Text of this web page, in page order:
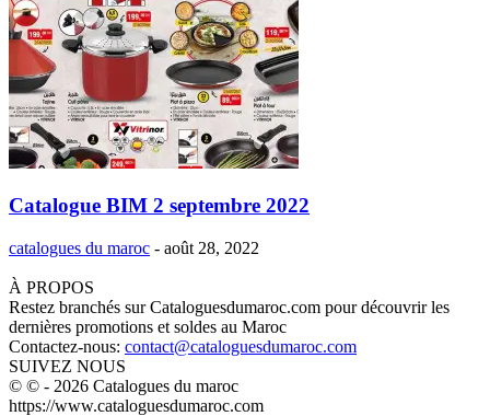
Catalogue BIM 2 septembre 2022
catalogues du maroc - août 28, 2022
À PROPOS
Restez branchés sur Cataloguesdumaroc.com pour découvrir les
dernières promotions et soldes au Maroc
Contactez-nous: contact@cataloguesdumaroc.com
SUIVEZ NOUS
© © - 2026 Catalogues du maroc
https://www.cataloguesdumaroc.com